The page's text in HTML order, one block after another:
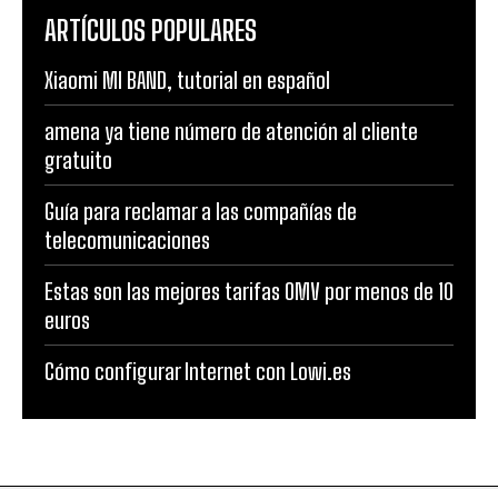
ARTÍCULOS POPULARES
Xiaomi MI BAND, tutorial en español
amena ya tiene número de atención al cliente
gratuito
Guía para reclamar a las compañías de
telecomunicaciones
Estas son las mejores tarifas OMV por menos de 10
euros
Cómo configurar Internet con Lowi.es